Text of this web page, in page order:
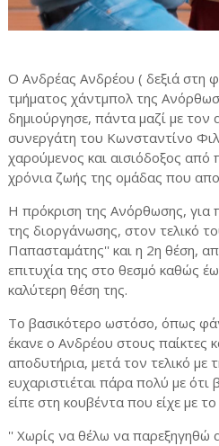
Ο Ανδρέας Ανδρέου ( δεξιά στη
τμήματος χάντμπολ της
δημιούργησε, πάντα μαζί με τον
συνεργάτη του Κωνσταντίνο
χαρούμενος και αισιόδοξος από
χρόνια ζωής της ομάδας που
Η πρόκριση της Ανόρθωσης,
της διοργάνωσης, στον τελικό
Παπασταμάτης'' και η 2η θέση,
επιτυχία της στο θεσμό καθώς
καλύτερη θέση της.
Το βασικότερο ωστόσο, όπως
έκανε ο Ανδρέου στους παίκτες
αποδυτήρια, μετά τον τελικό με
ευχαριστιέται πάρα πολύ με ότι
είπε στη κουβέντα που είχε με το
'' Χωρίς να θέλω να παρεξηγηθώ